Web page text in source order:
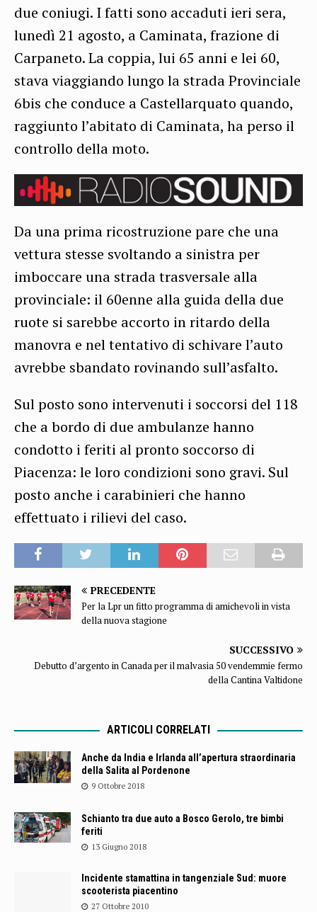
due coniugi. I fatti sono accaduti ieri sera,
lunedì 21 agosto, a Caminata, frazione di
Carpaneto. La coppia, lui 65 anni e lei 60,
stava viaggiando lungo la strada Provinciale
6bis che conduce a Castellarquato quando,
raggiunto l’abitato di Caminata, ha perso il
controllo della moto.
Da una prima ricostruzione pare che una
vettura stesse svoltando a sinistra per
imboccare una strada trasversale alla
provinciale: il 60enne alla guida della due
ruote si sarebbe accorto in ritardo della
manovra e nel tentativo di schivare l’auto
avrebbe sbandato rovinando sull’asfalto.
Sul posto sono intervenuti i soccorsi del 118
che a bordo di due ambulanze hanno
condotto i feriti al pronto soccorso di
Piacenza: le loro condizioni sono gravi. Sul
posto anche i carabinieri che hanno
effettuato i rilievi del caso.
PRECEDENTE
Per la Lpr un fitto programma di amichevoli in vista
della nuova stagione
SUCCESSIVO
Debutto d’argento in Canada per il malvasia 50 vendemmie fermo
della Cantina Valtidone
ARTICOLI CORRELATI
Anche da India e Irlanda all’apertura straordinaria
della Salita al Pordenone
9 Ottobre 2018
Schianto tra due auto a Bosco Gerolo, tre bimbi
feriti
13 Giugno 2018
Incidente stamattina in tangenziale Sud: muore
scooterista piacentino
27 Ottobre 2010